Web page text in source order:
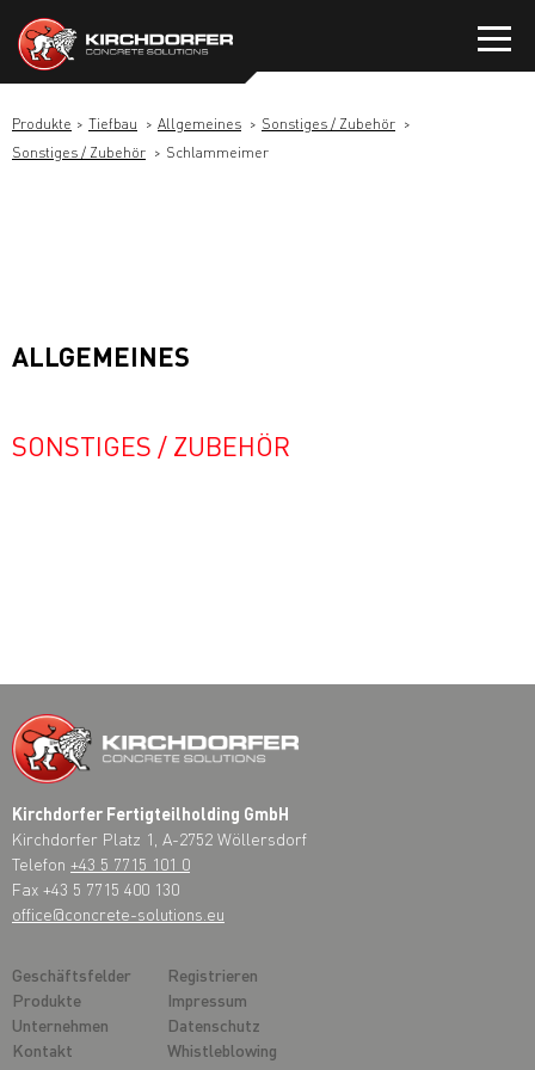
Inhalt
springen
Produkte Tiefbau Allgemeines
Sonstiges / Zubehör
Sonstiges / Zubehör
Schlammeimer
ALLGEMEINES
SONSTIGES / ZUBEHÖR
Kirchdorfer Fertigteilholding GmbH
Kirchdorfer Platz 1, A-2752 Wöllersdorf
Telefon +43 5 7715 101 0
Fax +43 5 7715 400 130
office@concrete-solutions.eu
Geschäftsfelder
Produkte
Unternehmen
Kontakt
Registrieren
Impressum
Datenschutz
Whistleblowing